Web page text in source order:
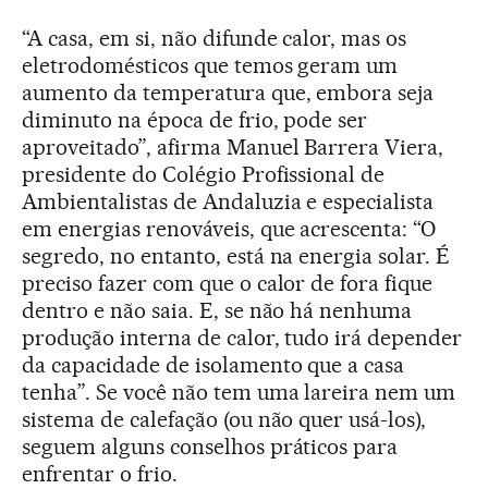
“A casa, em si, não difunde calor, mas os
eletrodomésticos que temos geram um
aumento da temperatura que, embora seja
diminuto na época de frio, pode ser
aproveitado”, afirma Manuel Barrera Viera,
presidente do Colégio Profissional de
Ambientalistas de Andaluzia e especialista
em energias renováveis, que acrescenta: “O
segredo, no entanto, está na energia solar. É
preciso fazer com que o calor de fora fique
dentro e não saia. E, se não há nenhuma
produção interna de calor, tudo irá depender
da capacidade de isolamento que a casa
tenha”. Se você não tem uma lareira nem um
sistema de calefação (ou não quer usá-los),
seguem alguns conselhos práticos para
enfrentar o frio.